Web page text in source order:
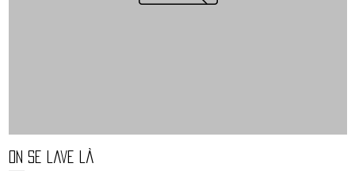
On se lave là